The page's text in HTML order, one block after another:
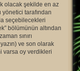
olacak şekilde en az
tarafından
seçebilecekleri
bölümünün altından
sınırı
ve son olarak
varsa oy verdikleri